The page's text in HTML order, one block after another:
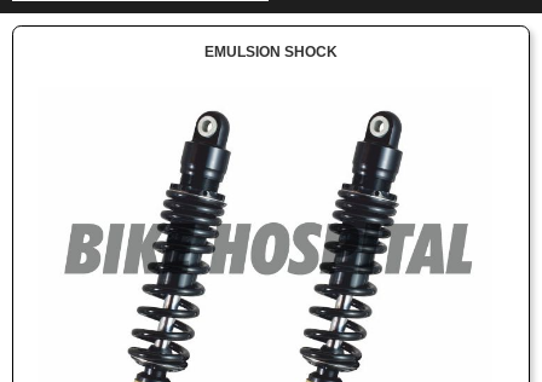
EMULSION SHOCK